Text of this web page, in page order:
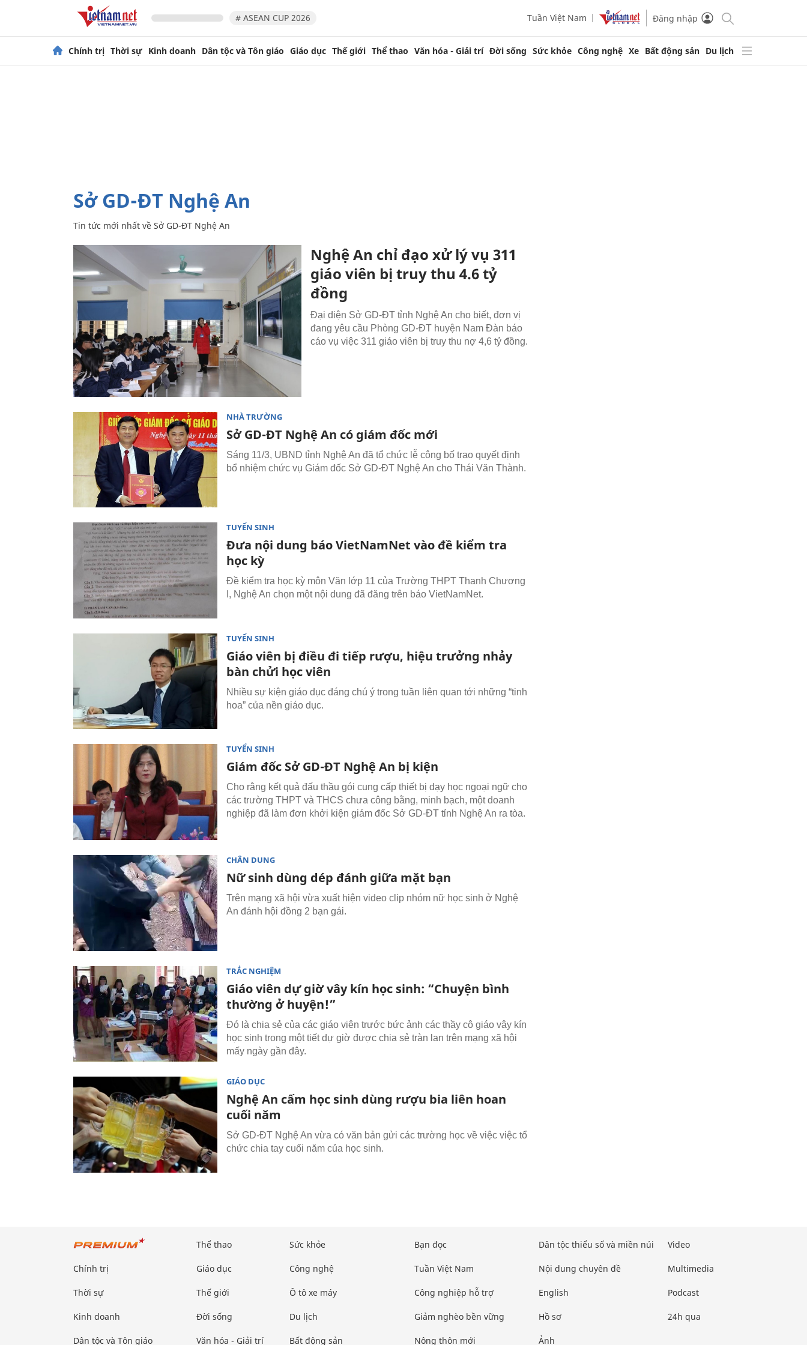
# ASEAN CUP 2026 Tuần Việt Nam Đăng nhập
Chính trị Thời sự Kinh doanh Dân tộc và Tôn giáo Giáo dục Thế giới Thể thao Văn hóa - Giải trí Đời sống Sức khỏe Công nghệ Xe Bất động sản Du lịch
Sở GD-ĐT Nghệ An
Tin tức mới nhất về Sở GD-ĐT Nghệ An
Nghệ An chỉ đạo xử lý vụ 311
giáo viên bị truy thu 4.6 tỷ
đồng
Đại diện Sở GD-ĐT tỉnh Nghệ An cho biết, đơn vị
đang yêu cầu Phòng GD-ĐT huyện Nam Đàn báo
cáo vụ việc 311 giáo viên bị truy thu nợ 4,6 tỷ đồng.
NHÀ TRƯỜNG
Sở GD-ĐT Nghệ An có giám đốc mới
Sáng 11/3, UBND tỉnh Nghệ An đã tổ chức lễ công bố trao quyết định
bổ nhiệm chức vụ Giám đốc Sở GD-ĐT Nghệ An cho Thái Văn Thành.
TUYỂN SINH
Đưa nội dung báo VietNamNet vào đề kiểm tra
học kỳ
Đề kiểm tra học kỳ môn Văn lớp 11 của Trường THPT Thanh Chương
I, Nghệ An chọn một nội dung đã đăng trên báo VietNamNet.
TUYỂN SINH
Giáo viên bị điều đi tiếp rượu, hiệu trưởng nhảy
bàn chửi học viên
Nhiều sự kiện giáo dục đáng chú ý trong tuần liên quan tới những “tinh
hoa” của nền giáo dục.
TUYỂN SINH
Giám đốc Sở GD-ĐT Nghệ An bị kiện
Cho rằng kết quả đấu thầu gói cung cấp thiết bị dạy học ngoại ngữ cho
các trường THPT và THCS chưa công bằng, minh bạch, một doanh
nghiệp đã làm đơn khởi kiện giám đốc Sở GD-ĐT tỉnh Nghệ An ra tòa.
CHÂN DUNG
Nữ sinh dùng dép đánh giữa mặt bạn
Trên mạng xã hội vừa xuất hiện video clip nhóm nữ học sinh ở Nghệ
An đánh hội đồng 2 bạn gái.
TRẮC NGHIỆM
Giáo viên dự giờ vây kín học sinh: “Chuyện bình
thường ở huyện!”
Đó là chia sẻ của các giáo viên trước bức ảnh các thầy cô giáo vây kín
học sinh trong một tiết dự giờ được chia sẻ tràn lan trên mạng xã hội
mấy ngày gần đây.
GIÁO DỤC
Nghệ An cấm học sinh dùng rượu bia liên hoan
cuối năm
Sở GD-ĐT Nghệ An vừa có văn bản gửi các trường học về việc việc tổ
chức chia tay cuối năm của học sinh.
Chính trị
Thời sự
Kinh doanh
Dân tộc và Tôn giáo
Thể thao
Giáo dục
Thế giới
Đời sống
Văn hóa - Giải trí
Sức khỏe
Công nghệ
Ô tô xe máy
Du lịch
Bất động sản
Bạn đọc
Tuần Việt Nam
Công nghiệp hỗ trợ
Giảm nghèo bền vững
Nông thôn mới
Dân tộc thiểu số và miền núi
Nội dung chuyên đề
English
Hồ sơ
Ảnh
Video
Multimedia
Podcast
24h qua